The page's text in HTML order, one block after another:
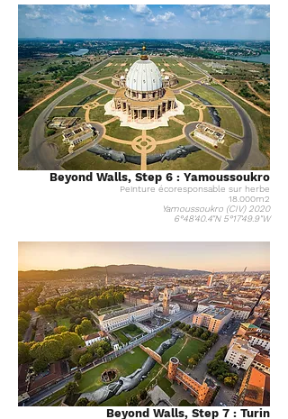
Beyond Walls, Step 6 : Yamoussoukro
Peinture écoresponsable sur herbe
18.000m2
Yamoussoukro (CIV) 2020
6°48'40.4"N 5°17'49.9"W
Beyond Walls, Step 7 : Turin